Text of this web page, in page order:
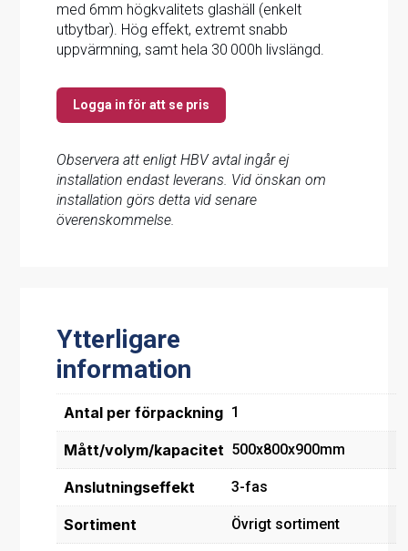
med 6mm högkvalitets glashäll (enkelt
utbytbar). Hög effekt, extremt snabb
uppvärmning, samt hela 30 000h livslängd.
Logga in för att se pris
Observera att enligt HBV avtal ingår ej
installation endast leverans. Vid önskan om
installation görs detta vid senare
överenskommelse.
Ytterligare
information
Antal per förpackning 1
Mått/volym/kapacitet 500x800x900mm
Anslutningseffekt 3-fas
Sortiment Övrigt sortiment